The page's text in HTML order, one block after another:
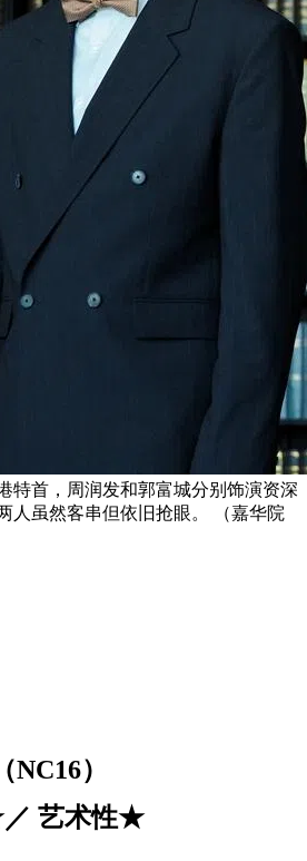
特首，周润发和郭富城分别饰演资深
人虽然客串但依旧抢眼。 （嘉华院
）
艺术性★